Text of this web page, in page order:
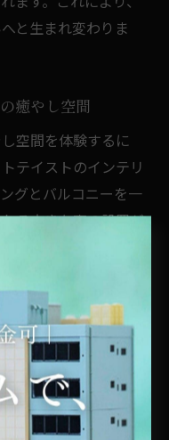
と生まれ変わりま
癒やし空間
空間を体験するに
テイストのインテリ
グとバルコニーを一
る大きな窓の設置が
工夫によって、日々
ごせる住まいが実現
ムアイデア